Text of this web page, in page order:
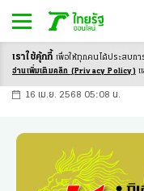
-ก ก ก+
16 เม.ย. 2568 05:08 น.
เราใช้คุ้กกี้ เพื่อให้ทุกคนได้ประสบก
อ่านเพิ่มเติมคลิก (Privacy Policy) แ